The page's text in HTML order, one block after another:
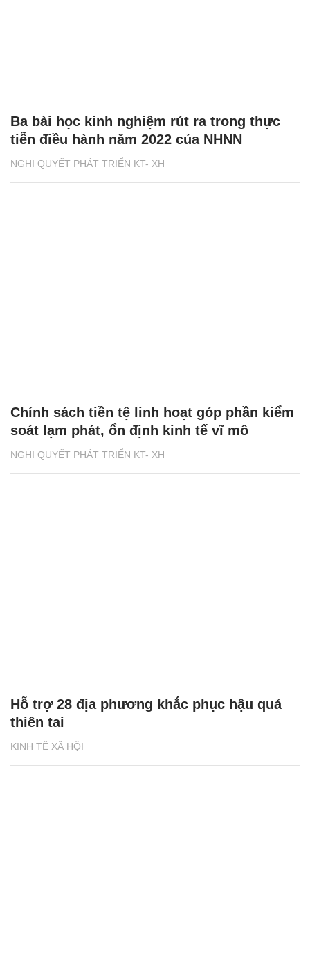
NGHỊ QUYẾT PHÁT TRIỂN KT- XH
Ba bài học kinh nghiệm rút ra trong thực
tiễn điều hành năm 2022 của NHNN
NGHỊ QUYẾT PHÁT TRIỂN KT- XH
Chính sách tiền tệ linh hoạt góp phần kiểm
soát lạm phát, ổn định kinh tế vĩ mô
KINH TẾ XÃ HỘI
Hỗ trợ 28 địa phương khắc phục hậu quả
thiên tai